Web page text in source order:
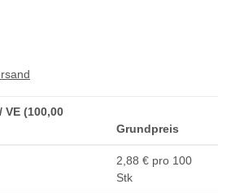
(100,00
Grundpreis
2,88 € pro 100
Stk